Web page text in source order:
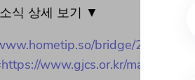
식 상세 보기 ▼
bridge/2023년 9
www.gjcs.or.kr/madang/